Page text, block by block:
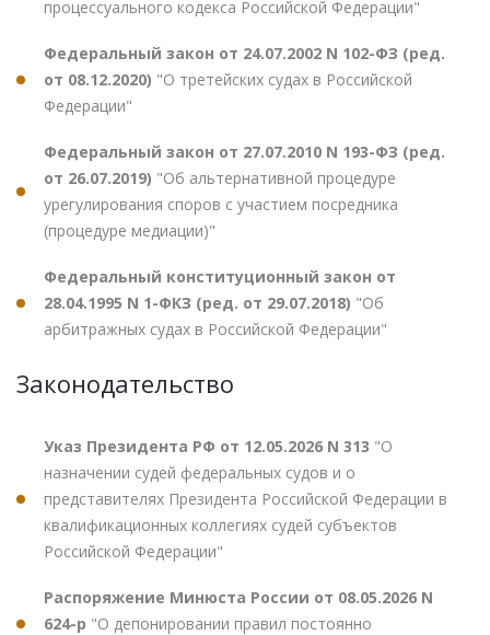
процессуального кодекса Российской Федерации"
Федеральный закон от 24.07.2002 N 102-ФЗ (ред.
от 08.12.2020) "О третейских судах в Российской
Федерации"
Федеральный закон от 27.07.2010 N 193-ФЗ (ред.
от 26.07.2019) "Об альтернативной процедуре
урегулирования споров с участием посредника
(процедуре медиации)"
Федеральный конституционный закон от
28.04.1995 N 1-ФКЗ (ред. от 29.07.2018) "Об
арбитражных судах в Российской Федерации"
Законодательство
Указ Президента РФ от 12.05.2026 N 313 "О
назначении судей федеральных судов и о
представителях Президента Российской Федерации в
квалификационных коллегиях судей субъектов
Российской Федерации"
Распоряжение Минюста России от 08.05.2026 N
624-р "О депонировании правил постоянно